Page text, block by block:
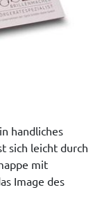
handliches
sich leicht durch
mit
Image des